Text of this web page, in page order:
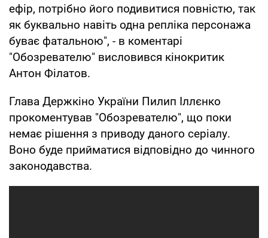
ефір, потрібно його подивитися повністю, так
як буквально навіть одна репліка персонажа
буває фатальною", - в коментарі
"Обозревателю" висловився кінокритик
Антон Філатов.
Глава Держкіно України Пилип Іллєнко
прокоментував "Обозревателю", що поки
немає рішення з приводу даного серіалу.
Воно буде прийматися відповідно до чинного
законодавства.